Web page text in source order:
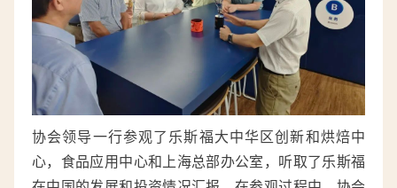
协会领导一行参观了乐斯福大中华区创新和烘焙中
心，食品应用中心和上海总部办公室，听取了乐斯福